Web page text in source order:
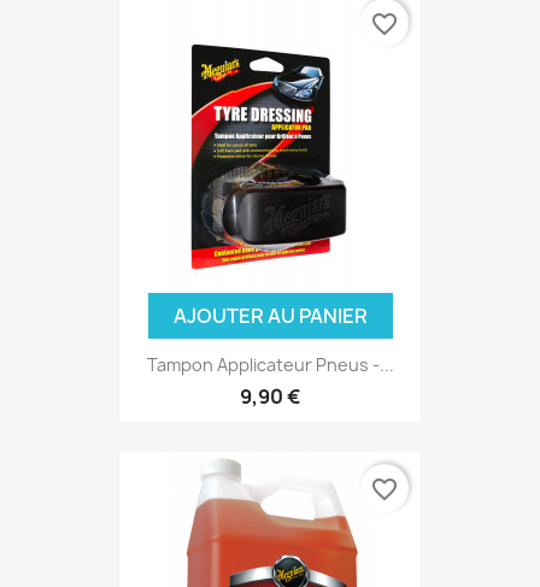
AJOUTER AU PANIER
Tampon Applicateur Pneus -...
9,90 €
favorite_border
favorite_border